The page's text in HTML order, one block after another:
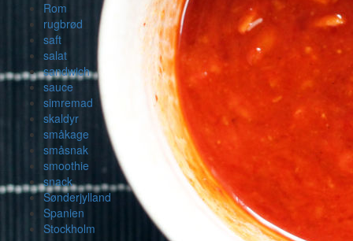
Rom
rugbrød
saft
salat
sandwich
sauce
simremad
skaldyr
småkage
småsnak
smoothie
snack
Sønderjylland
Spanien
Stockholm